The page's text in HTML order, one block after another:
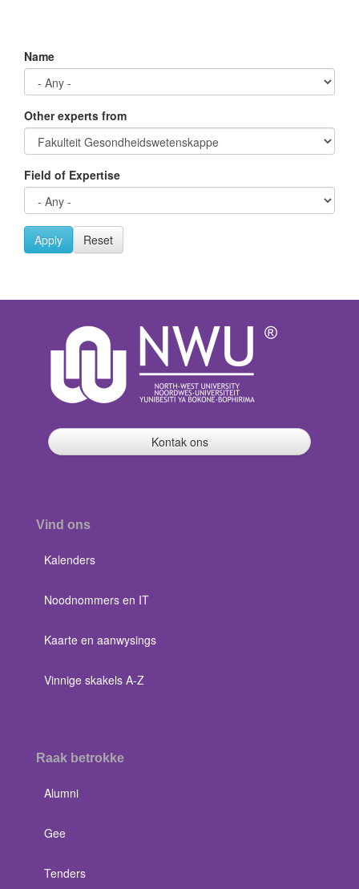
Name
Other experts from
Field of Expertise
Apply Reset
Kontak ons
Vind ons
Kalenders
Noodnommers en IT
Kaarte en aanwysings
Vinnige skakels A-Z
Raak betrokke
Alumni
Gee
Tenders